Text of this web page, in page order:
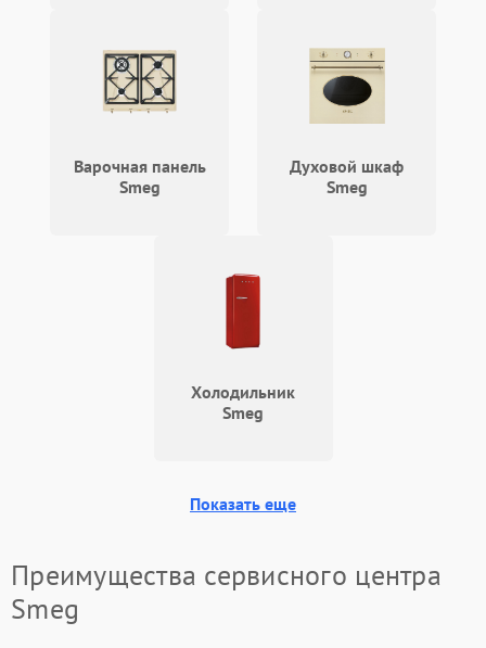
Варочная панель
Smeg
Духовой шкаф
Smeg
Холодильник
Smeg
Показать еще
Преимущества сервисного центра
Smeg